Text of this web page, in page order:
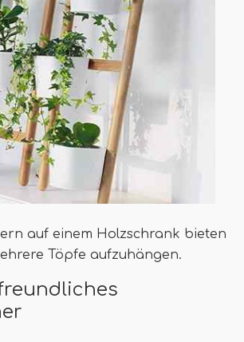
auf einem Holzschrank bieten
Töpfe aufzuhängen.